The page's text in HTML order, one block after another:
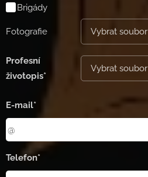
Brigády
Fotografie Vybrat soubor
Profesní
životopis*
Vybrat soubor
E-mail*
Telefon*